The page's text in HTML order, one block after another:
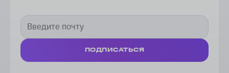
ПОДПИСАТЬСЯ